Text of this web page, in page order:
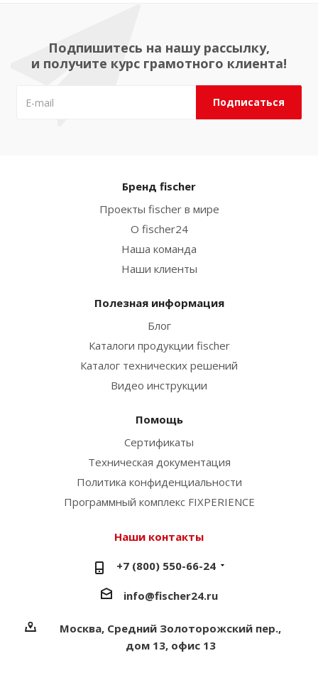
Подпишитесь на нашу рассылку,
и получите курс грамотного клиента!
Бренд fischer
Проекты fischer в мире
О fischer24
Наша команда
Наши клиенты
Полезная информация
Блог
Каталоги продукции fischer
Каталог технических решений
Видео инструкции
Помощь
Сертификаты
Техническая документация
Политика конфиденциальности
Программный комплекс FIXPERIENCE
Наши контакты
+7 (800) 550-66-24
info@fischer24.ru
Москва, Средний Золоторожский пер.,
дом 13, офис 13